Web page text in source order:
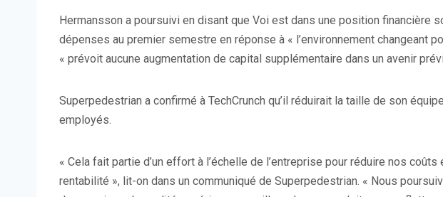
Hermansson a poursuivi en disant que Voi est dans une position financière
dépenses au premier semestre en réponse à « l’environnement changeant
« prévoit aucune augmentation de capital supplémentaire dans un avenir
Superpedestrian a confirmé à TechCrunch qu’il réduirait la taille de son
employés.
« Cela fait partie d’un effort à l’échelle de l’entreprise pour réduire nos
rentabilité », lit-on dans un communiqué de Superpedestrian. « Nous